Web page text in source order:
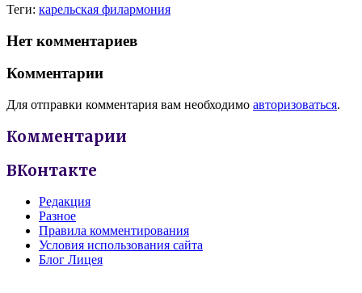
Теги: карельская филармония
Нет комментариев
Комментарии
Для отправки комментария вам необходимо авторизоваться.
Комментарии
ВКонтакте
Редакция
Разное
Правила комментирования
Условия использования сайта
Блог Лицея